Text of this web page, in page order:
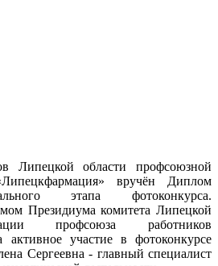
Липецкой области профсоюзной
вручён Диплом
этапа фотоконкурса.
Президиума комитета Липецкой
профсоюза работников
активное участие в фотоконкурсе
Сергеевна - главный специалист